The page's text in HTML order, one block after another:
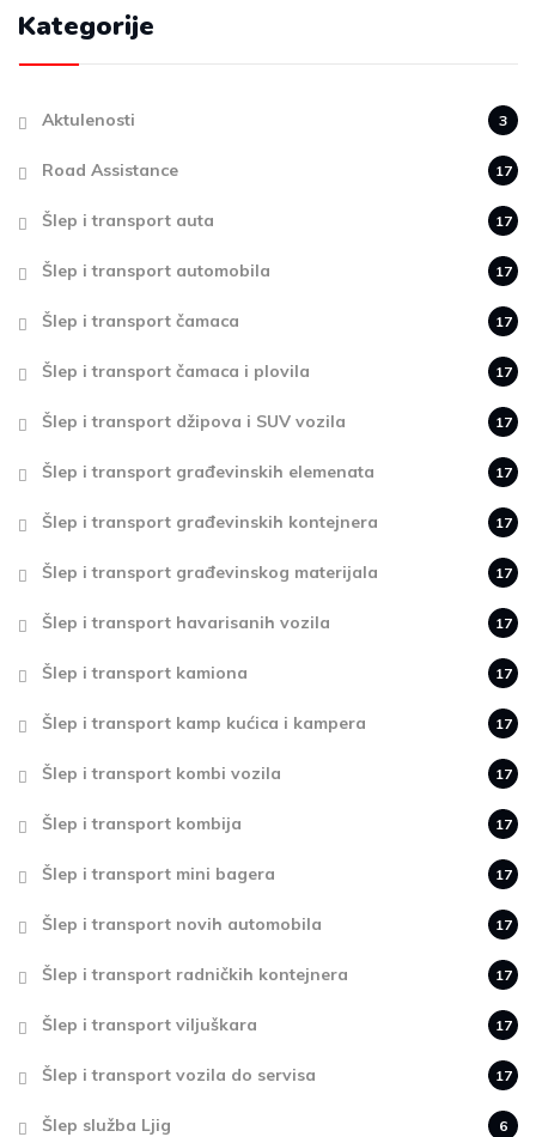
Kategorije
Aktulenosti 3
Road Assistance 17
Šlep i transport auta 17
Šlep i transport automobila 17
Šlep i transport čamaca 17
Šlep i transport čamaca i plovila 17
Šlep i transport džipova i SUV vozila 17
Šlep i transport građevinskih elemenata 17
Šlep i transport građevinskih kontejnera 17
Šlep i transport građevinskog materijala 17
Šlep i transport havarisanih vozila 17
Šlep i transport kamiona 17
Šlep i transport kamp kućica i kampera 17
Šlep i transport kombi vozila 17
Šlep i transport kombija 17
Šlep i transport mini bagera 17
Šlep i transport novih automobila 17
Šlep i transport radničkih kontejnera 17
Šlep i transport viljuškara 17
Šlep i transport vozila do servisa 17
Šlep služba Ljig 6